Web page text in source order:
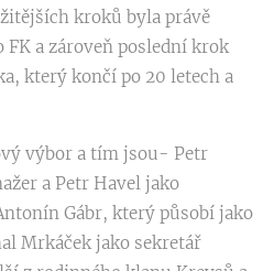
kroků byla právě
FK a zároveň poslední krok
který končí po 20 letech a
výbor a tím jsou- Petr
a Petr Havel jako
Gábr, který působí jako
Mrkáček jako sekretář